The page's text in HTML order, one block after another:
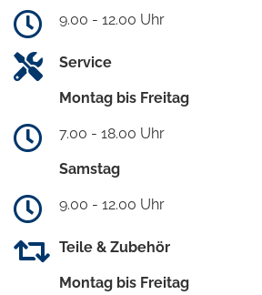
9.00 - 12.00 Uhr
Service
Montag bis Freitag
7.00 - 18.00 Uhr
Samstag
9.00 - 12.00 Uhr
Teile & Zubehör
Montag bis Freitag